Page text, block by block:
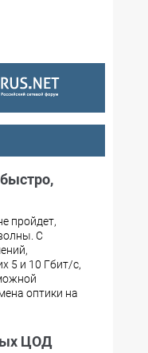
пройдет,
С
5 и 10 Гбит/с,
оптики на
ЦОД